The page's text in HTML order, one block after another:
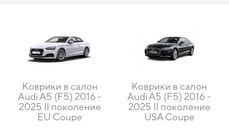
Коврики в салон
Audi A5 (F5) 2016 -
2025 II поколение
EU Coupe
Коврики в салон
Audi A5 (F5) 2016 -
2025 II поколение
USA Coupe